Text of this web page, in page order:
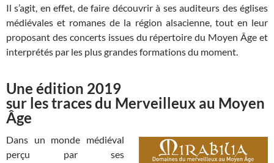
Il s’agit, en effet, de faire découvrir à ses auditeurs des églises
médiévales et romanes de la région alsacienne, tout en leur
proposant des concerts issues du répertoire du Moyen Âge et
interprétés par les plus grandes formations du moment.
Une édition 2019
sur les traces du Merveilleux au Moyen
Âge
Dans un monde médiéval
perçu par ses